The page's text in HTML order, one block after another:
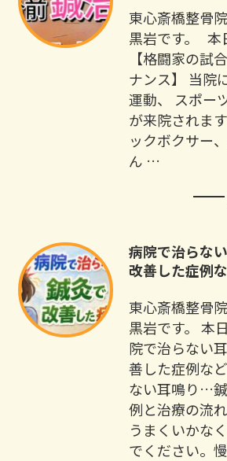
東心斎橋整骨
黒岩です。 本
【格闘家の試
ナンス】 当院
運動、 スポー
が来院されま
ックボクサー
ん …
病院で治らな
改善した症例
東心斎橋整骨
黒岩です。 本
院で治らない
善した症例な
ない耳鳴り…
例と治療の流
うまくいかな
でください。